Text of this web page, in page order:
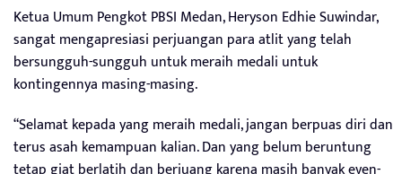
Ketua Umum Pengkot PBSI Medan, Heryson Edhie Suwindar,
sangat mengapresiasi perjuangan para atlit yang telah
bersungguh-sungguh untuk meraih medali untuk
kontingennya masing-masing.
“Selamat kepada yang meraih medali, jangan berpuas diri dan
terus asah kemampuan kalian. Dan yang belum beruntung